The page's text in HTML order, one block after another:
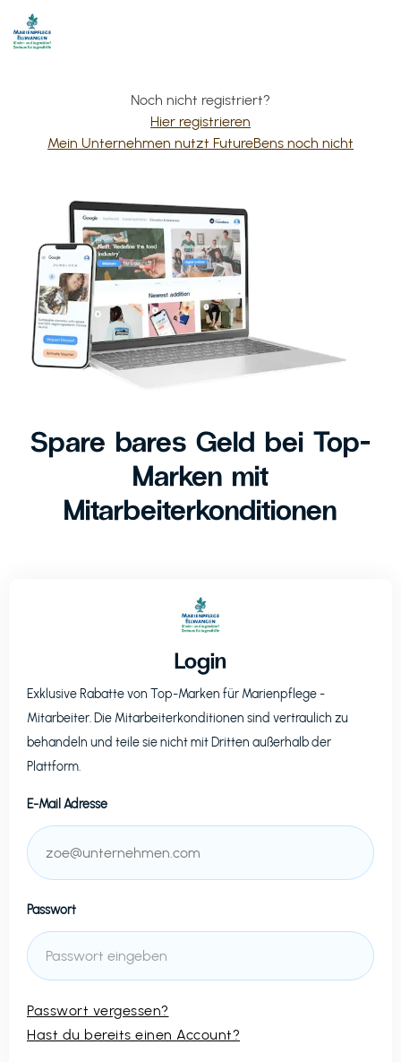
Noch nicht registriert?
Hier registrieren
Mein Unternehmen nutzt FutureBens noch nicht
Spare bares Geld bei Top-
Marken mit
Mitarbeiterkonditionen
Login
Exklusive Rabatte von Top-Marken für Marienpflege-
Mitarbeiter. Die Mitarbeiterkonditionen sind vertraulich zu
behandeln und teile sie nicht mit Dritten außerhalb der
Plattform.
E-Mail Adresse
Passwort
Passwort vergessen?
Hast du bereits einen Account?